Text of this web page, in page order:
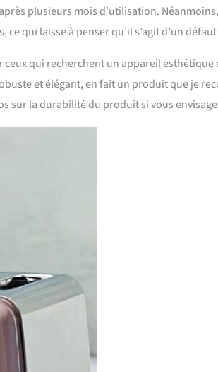
plusieurs mois d’utilisation.
qui laisse à penser qu’il s’agit d’un
qui recherchent un appareil
et élégant, en fait un produit que je
sur la durabilité du produit si vous